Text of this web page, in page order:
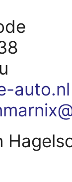
auto.nl